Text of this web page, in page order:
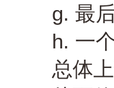
g. 最
h. 一
总体